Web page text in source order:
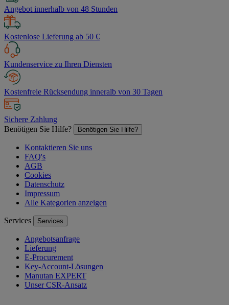
Angebot innerhalb von 48 Stunden
Kostenlose Lieferung ab 50 €
Kundenservice zu Ihren Diensten
Kostenfreie Rücksendung inneralb von 30 Tagen
Sichere Zahlung
Benötigen Sie Hilfe?
Benötigen Sie Hilfe?
Kontaktieren Sie uns
FAQ's
AGB
Cookies
Datenschutz
Impressum
Alle Kategorien anzeigen
Services Services
Angebotsanfrage
Lieferung
E-Procurement
Key-Account-Lösungen
Manutan EXPERT
Unser CSR-Ansatz